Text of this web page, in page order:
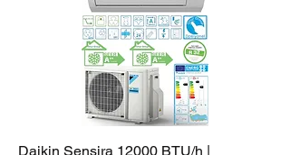
Daikin Sensira 12000 BTU/h |